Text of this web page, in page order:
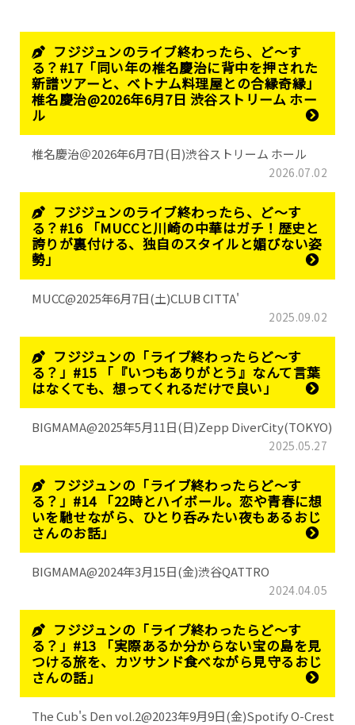
フジジュンのライブ終わったら、ど～す
る？#17「同い年の椎名慶治に背中を押された
新譜ツアーと、ベトナム料理屋との合縁奇縁」
椎名慶治@2026年6月7日 渋谷ストリーム ホー
ル
椎名慶治＠2026年6月7日(日)渋谷ストリーム ホール
2026.07.02
フジジュンのライブ終わったら、ど～す
る？#16 「MUCCと川崎の中華はガチ！歴史と
誇りが裏付ける、独自のスタイルと媚びない姿
勢」
MUCC@2025年6月7日(土)CLUB CITTA'
2025.09.02
フジジュンの「ライブ終わったらど～す
る？」#15 「『いつもありがとう』なんて言葉
はなくても、想ってくれるだけで良い」
BIGMAMA@2025年5月11日(日)Zepp DiverCity(TOKYO)
2025.05.27
フジジュンの「ライブ終わったらど～す
る？」#14 「22時とハイボール。恋や青春に想
いを馳せながら、ひとり呑みたい夜もあるおじ
さんのお話」
BIGMAMA@2024年3月15日(金)渋谷QATTRO
2024.04.05
フジジュンの「ライブ終わったらど～す
る？」#13 「実際あるか分からない宝の島を見
つける旅を、カツサンド食べながら見守るおじ
さんの話」
The Cub's Den vol.2@2023年9月9日(金)Spotify O-Crest